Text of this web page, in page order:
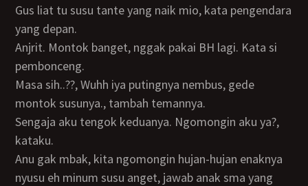
Gus liat tu susu tante yang naik mio, kata pengendara
yang depan.
Anjrit. Montok banget, nggak pakai BH lagi. Kata si
pembonceng.
Masa sih..??, Wuhh iya putingnya nembus, gede
montok susunya., tambah temannya.
Sengaja aku tengok keduanya. Ngomongin aku ya?,
kataku.
Anu gak mbak, kita ngomongin hujan-hujan enaknya
nyusu eh minum susu anget, jawab anak sma yang